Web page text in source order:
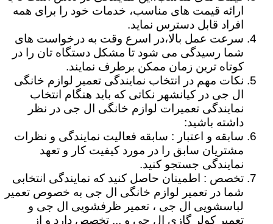
ارائه قیمت های مناسب، خدمات خود را برای همه
افراد قابل دسترس نماید.
سرعت عمل بالا،در اسرع وقت به درخواست های
شما رسیدگی می شود تا مشکل دستگاه تان را در
کوتاه ترین زمان ممکن برطرف نمایند.
نکات مهم در انتخاب نمایندگی تعمیر لوازم خانگی
ال جی در کیانشهر نکاتی که باید هنگام انتخاب
نمایندگی تعمیرات لوازم خانگی ال جی در نظر
داشته باشید:
سابقه و اعتبار : سابقه فعالیت نمایندگی و نظرات
مشتریان سابق را در مورد کیفیت کار و تعهد
نمایندگی جستجو کنید.
تخصص : اطمینان حاصل کنید که نمایندگی انتخابی
شما در تعمیر لوازم خانگی ال جی به خصوص تعمیر
لباسشویی ال جی ، تعمیر ظرفشویی ال جی و
تعمیر کولر گازی ال جی و ... تخصص دارد و از